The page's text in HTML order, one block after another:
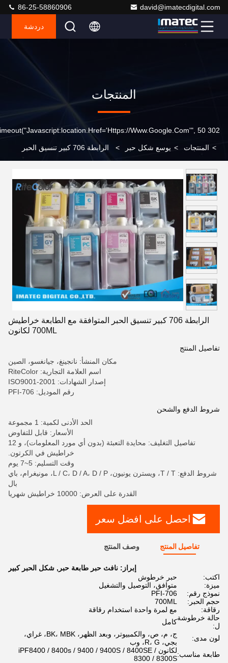
david@imatecdigital.com
86-25-58860906
دردشة
المنتجات
302 SetTimeout("javascript:location.href='https://www.google.com'", 50);
> المنتجات > يوسع شكل حبر > الرابطة 706 كبير تنسيق الحبر
الرابطة 706 كبير تنسيق الحبر المتوافقة مع الطابعة خراطيش
700ML لكانون
تفاصيل المنتج
مكان المنشأ: نانجينغ، جيانغسو، الصين
اسم العلامة التجارية: RiteColor
إصدار الشهادات: ISO9001-2001
رقم الموديل: PFI-706
شروط الدفع والشحن
الحد الأدنى لكمية: 1 مجموعة
الأسعار: قابل للتفاوض
تفاصيل التغليف: محايدة التعبئة (بدون أي مورد المعلومات)، و 12
خراطيش في الكرتون.
وقت التسليم: 5~7 يوم
شروط الدفع: T / T، ويسترن يونيون، L / C، D / A، D / P، مونيغرام، باي
بال
القدرة على العرض: 10000 خراطيش شهريا
احصل على افضل سعر
تفاصيل المنتج وصف المنتج
إبراز: نافث حبر طابعة حبر , شكل الحبر كبير
اكتب:
حبر خرطوش
ميزة:
متوافق، التوصيل والتشغيل
نموذج رقم:
PFI-706
حجم الحبر:
700ML
رقاقة:
مع لمرة واحدة استخدام رقاقة
حالة خرطوشة
ل:
كامل
لون مدى:
ج، م، ص، والكمبيوتر، وبعد الظهر، BK، MBK، غراي،
بجي، R، G، وب
طابعة مناسب:
لكانون iPF8400 / 8400s / 9400 / 9400S / 8400SE /
8300 / 8300S